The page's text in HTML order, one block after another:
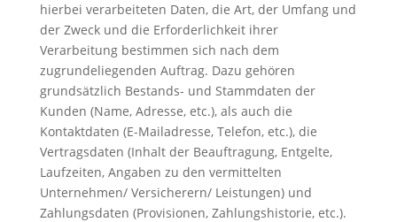
hierbei verarbeiteten Daten, die Art, der Umfang und
der Zweck und die Erforderlichkeit ihrer
Verarbeitung bestimmen sich nach dem
zugrundeliegenden Auftrag. Dazu gehören
grundsätzlich Bestands- und Stammdaten der
Kunden (Name, Adresse, etc.), als auch die
Kontaktdaten (E-Mailadresse, Telefon, etc.), die
Vertragsdaten (Inhalt der Beauftragung, Entgelte,
Laufzeiten, Angaben zu den vermittelten
Unternehmen/ Versicherern/ Leistungen) und
Zahlungsdaten (Provisionen, Zahlungshistorie, etc.).